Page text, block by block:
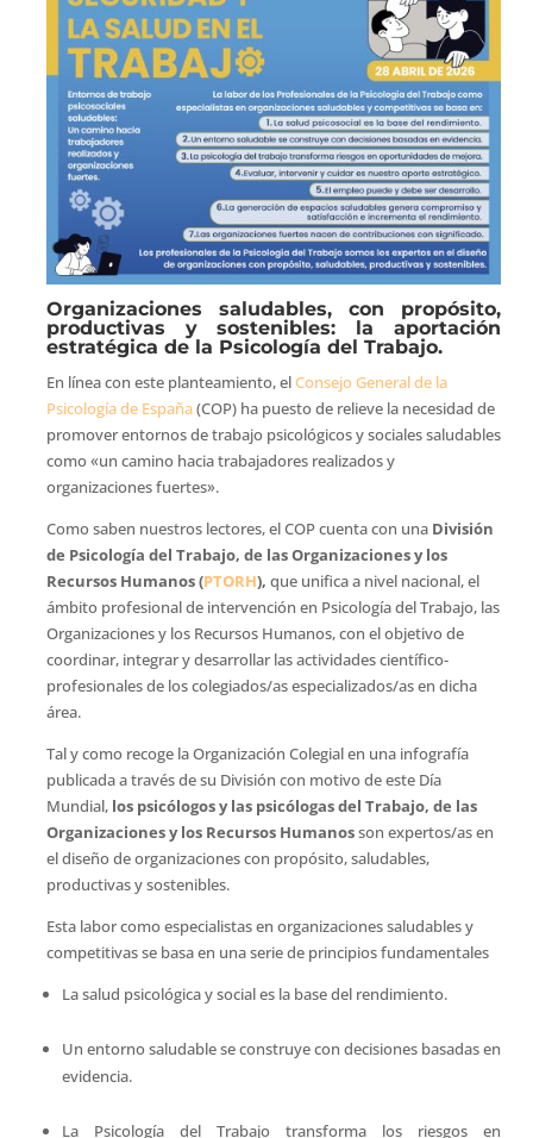
Organizaciones saludables, con propósito,
productivas y sostenibles: la aportación
estratégica de la Psicología del Trabajo.
En línea con este planteamiento, elConsejo General de la
Psicología de España(COP) ha puesto de relieve la necesidad de
promover entornos de trabajo psicológicos y sociales saludables
como «un camino hacia trabajadores realizados y
organizaciones fuertes».
Como saben nuestros lectores, el COP cuenta con una División
de Psicología del Trabajo, de las Organizaciones y los
Recursos Humanos (PTORH), que unifica a nivel nacional, el
ámbito profesional de intervención en Psicología del Trabajo, las
Organizaciones y los Recursos Humanos, con el objetivo de
coordinar, integrar y desarrollar las actividades científico-
profesionales de los colegiados/as especializados/as en dicha
área.
Tal y como recoge la Organización Colegial en una infografía
publicada a través de su División con motivo de este Día
Mundial, los psicólogos y las psicólogas del Trabajo, de las
Organizaciones y los Recursos Humanosson expertos/as en
el diseño de organizaciones con propósito, saludables,
productivas y sostenibles.
Esta labor como especialistas en organizaciones saludables y
competitivas se basa en una serie de principios fundamentales
La salud psicológica y social es la base del rendimiento.
Un entorno saludable se construye con decisiones basadas en
evidencia.
La Psicología del Trabajo transforma los riesgos en